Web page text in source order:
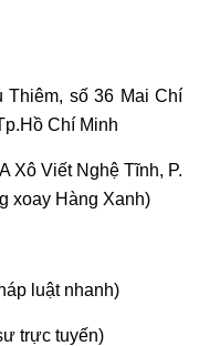
Thiêm, số 36 Mai Chí
Chí Minh
Xô Viết Nghệ Tĩnh, P.
xoay Hàng Xanh)
luật nhanh)
trực tuyến)